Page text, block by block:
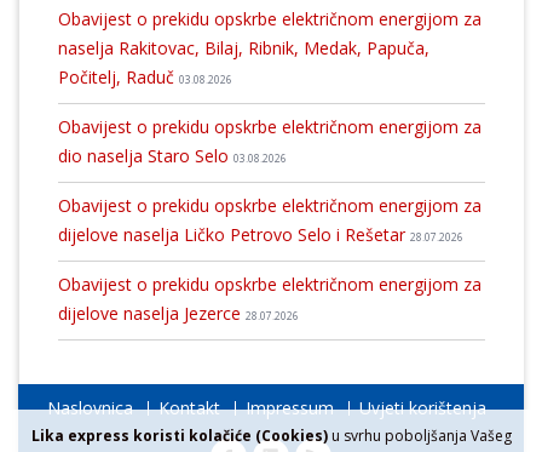
Lika express koristi kolačiće (Cookies)u svrhu poboljšanja Vašeg
Obavijest o prekidu opskrbe električnom energijom za
naselja Rakitovac, Bilaj, Ribnik, Medak, Papuča,
Počitelj, Raduč 03.08.2026
Obavijest o prekidu opskrbe električnom energijom za
dio naselja Staro Selo 03.08.2026
Obavijest o prekidu opskrbe električnom energijom za
dijelove naselja Ličko Petrovo Selo i Rešetar 28.07.2026
Obavijest o prekidu opskrbe električnom energijom za
dijelove naselja Jezerce 28.07.2026
Naslovnica Kontakt Impressum Uvjeti korištenja